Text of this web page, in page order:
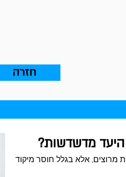
חזרה
מדשדשות?
מרוצים, אלא בגלל חוסר מיקוד